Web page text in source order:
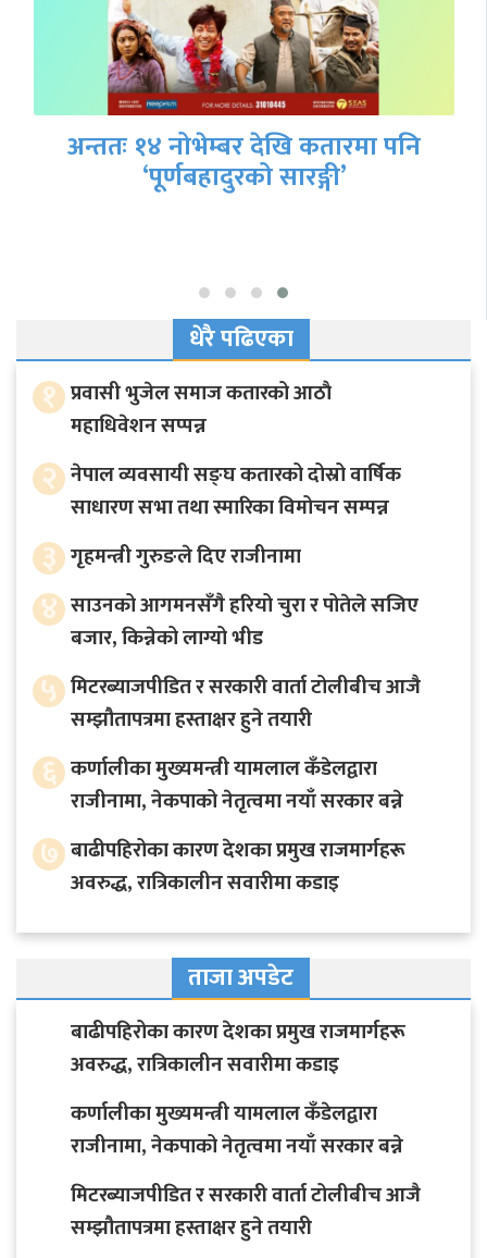
अन्ततः १४ नोभेम्बर देखि कतारमा पनि
‘पूर्णबहादुरको सारङ्गी’
धेरै पढिएका
१ प्रवासी भुजेल समाज कतारको आठाै
महाधिवेशन सप्पन्न
२ नेपाल व्यवसायी सङ्घ कतारको दोस्रो वार्षिक
साधारण सभा तथा स्मारिका विमोचन सम्पन्न
३ गृहमन्त्री गुरुङले दिए राजीनामा
४ साउनको आगमनसँगै हरियो चुरा र पोतेले सजिए
बजार, किन्नेको लाग्यो भीड
५ मिटरब्याजपीडित र सरकारी वार्ता टोलीबीच आजै
सम्झौतापत्रमा हस्ताक्षर हुने तयारी
६ कर्णालीका मुख्यमन्त्री यामलाल कँडेलद्वारा
राजीनामा, नेकपाको नेतृत्वमा नयाँ सरकार बन्ने
७ बाढीपहिरोका कारण देशका प्रमुख राजमार्गहरू
अवरुद्ध, रात्रिकालीन सवारीमा कडाइ
ताजा अपडेट
बाढीपहिरोका कारण देशका प्रमुख राजमार्गहरू
अवरुद्ध, रात्रिकालीन सवारीमा कडाइ
कर्णालीका मुख्यमन्त्री यामलाल कँडेलद्वारा
राजीनामा, नेकपाको नेतृत्वमा नयाँ सरकार बन्ने
मिटरब्याजपीडित र सरकारी वार्ता टोलीबीच आजै
सम्झौतापत्रमा हस्ताक्षर हुने तयारी